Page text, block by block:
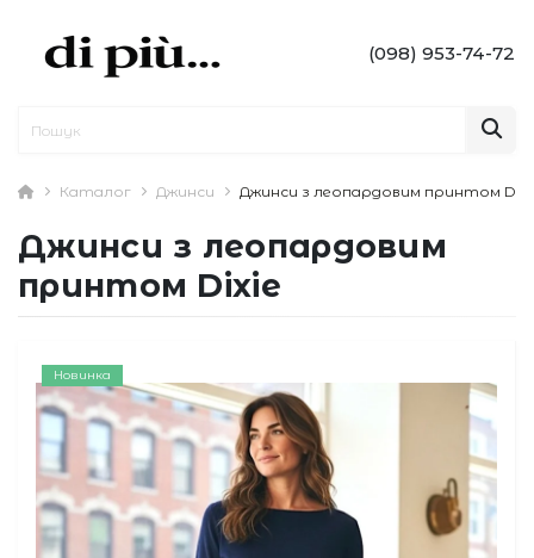
(098) 953-74-72
Каталог Джинси Джинси з леопардовим принтом
Джинси з леопардовим
принтом Dixie
Новинка